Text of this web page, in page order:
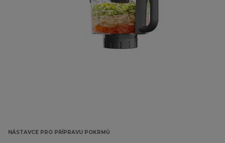
NÁSTAVCE PRO PŘÍPRAVU POKRMŮ